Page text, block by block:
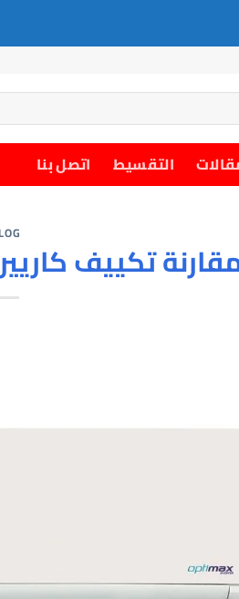
التقسيط اتصل بنا
تكييف